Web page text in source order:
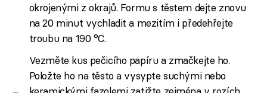
okrojenými z okrajů. Formu s těstem dejte znovu
na 20 minut vychladit a mezitím i předehřejte
troubu na 190 °C.
Vezměte kus pečicího papíru a zmačkejte ho.
Položte ho na těsto a vysypte suchými nebo